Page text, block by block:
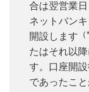
合は翌営業
ネットバン
開設します （
たはそれ以
す。口座開
であったこ